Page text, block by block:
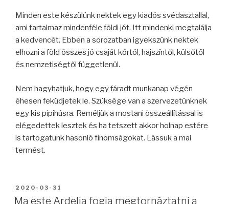
Minden este készülünk nektek egy kiadós svédasztallal,
ami tartalmaz mindenféle földi jót. Itt mindenki megtalálja
a kedvencét. Ebben a sorozatban igyekszünk nektek
elhozni a föld összes jó csaját kórtól, hajszíntől, külsőtől
és nemzetiségtől függetlenül.
Nem hagyhatjuk, hogy egy fáradt munkanap végén
éhesen feküdjetek le. Szüksége van a szervezetünknek
egy kis pipihúsra. Reméljük a mostani összeállítással is
elégedettek lesztek és ha tetszett akkor holnap estére
is tartogatunk hasonló finomságokat. Lássuk a mai
termést.
BEKÜLDVE:
2020-03-31
Ma este Ardelia fogja megtornáztatni a